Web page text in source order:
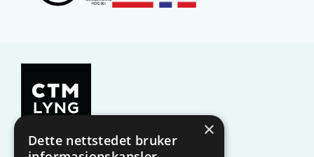
KAMPANJE Komfyrvakt
×
Dette nettstedet bruker